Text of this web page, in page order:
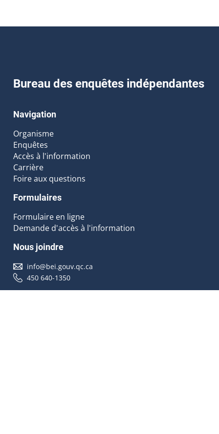
Bureau des enquêtes indépendantes
Navigation
Organisme
Enquêtes
Accès à l'information
Carrière
Foire aux questions
Formulaires
Formulaire en ligne
Demande d'accès à l'information
Nous joindre
info@bei.gouv.qc.ca
450 640-1350